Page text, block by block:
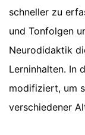
schneller zu
und Tonfolgen
Neurodidaktik
Lerninhalten. In
modifiziert, um
verschiedener